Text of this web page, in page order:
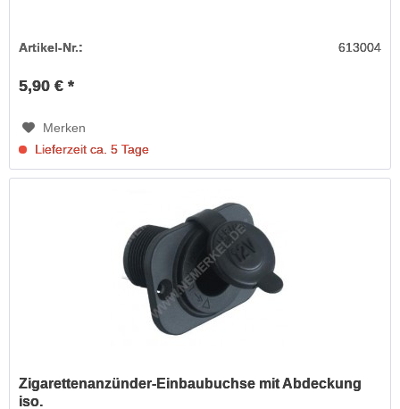
Artikel-Nr.: 613004
5,90 € *
Merken
Lieferzeit ca. 5 Tage
Zigarettenanzünder-Einbaubuchse mit Abdeckung
iso.